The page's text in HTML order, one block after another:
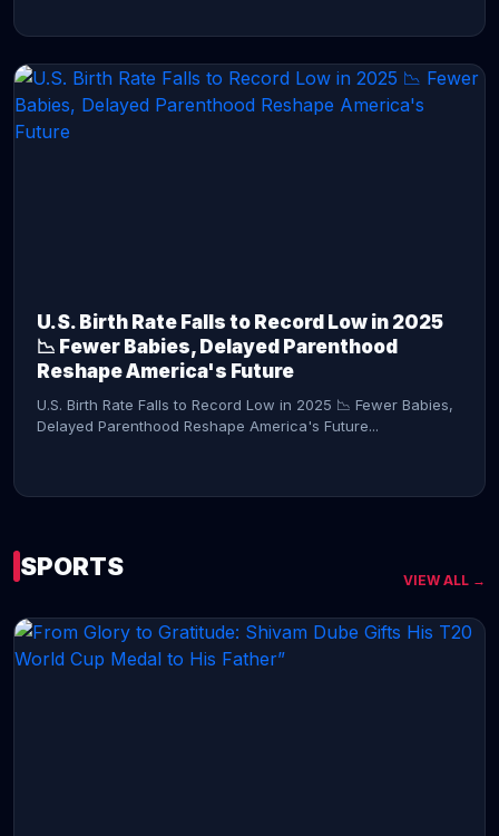
U.S. Birth Rate Falls to Record Low in 2025
📉 Fewer Babies, Delayed Parenthood
Reshape America's Future
U.S. Birth Rate Falls to Record Low in 2025 📉 Fewer Babies,
Delayed Parenthood Reshape America's Future...
SPORTS VIEW ALL →